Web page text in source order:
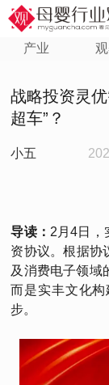
产业
战略投资灵
超车”？
小五
导读： 2月4日，
资协议。根据协
及消费电子领域
而是实丰文化构
步。